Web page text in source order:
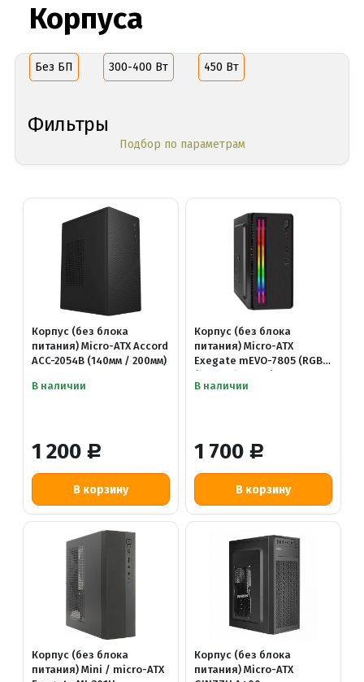
Корпуса
Без БП 300-400 Вт 450 Вт
Фильтры
Подбор по параметрам
1 200 Р
Корпус (без блока
питания) Micro-ATX Accord
ACC-2054B (140мм / 200мм)
В наличии
1 700 Р
Корпус (без блока
питания) Micro-ATX
Exegate mEVO-7805 (RGB)
В наличии
Корпус (без блока
питания) Mini / micro-ATX
Корпус (без блока
питания) Micro-ATX